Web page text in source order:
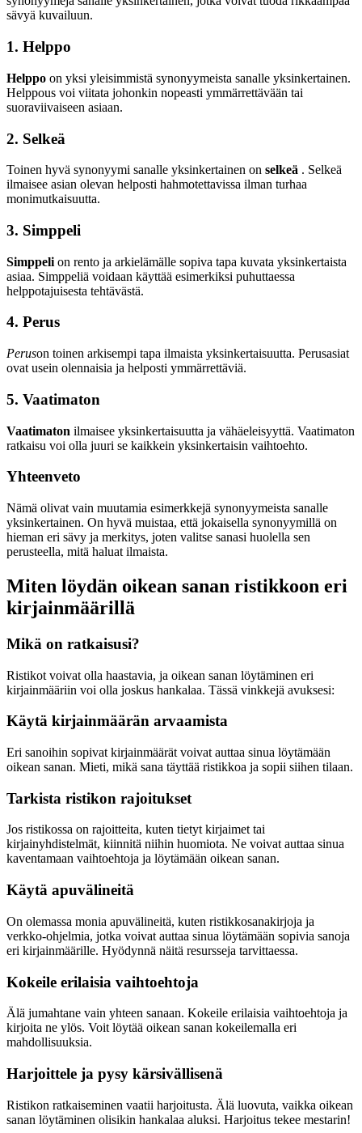
sävyä kuvailuun.
1. Helppo
Helppo on yksi yleisimmistä synonyymeista sanalle yksinkertainen.
Helppous voi viitata johonkin nopeasti ymmärrettävään tai
suoraviivaiseen asiaan.
2. Selkeä
Toinen hyvä synonyymi sanalle yksinkertainen on selkeä . Selkeä
ilmaisee asian olevan helposti hahmotettavissa ilman turhaa
monimutkaisuutta.
3. Simppeli
Simppeli on rento ja arkielämälle sopiva tapa kuvata yksinkertaista
asiaa. Simppeliä voidaan käyttää esimerkiksi puhuttaessa
helppotajuisesta tehtävästä.
4. Perus
Peruson toinen arkisempi tapa ilmaista yksinkertaisuutta. Perusasiat
ovat usein olennaisia ja helposti ymmärrettäviä.
5. Vaatimaton
Vaatimaton ilmaisee yksinkertaisuutta ja vähäeleisyyttä. Vaatimaton
ratkaisu voi olla juuri se kaikkein yksinkertaisin vaihtoehto.
Yhteenveto
Nämä olivat vain muutamia esimerkkejä synonyymeista sanalle
yksinkertainen. On hyvä muistaa, että jokaisella synonyymillä on
hieman eri sävy ja merkitys, joten valitse sanasi huolella sen
perusteella, mitä haluat ilmaista.
Miten löydän oikean sanan ristikkoon eri
kirjainmäärillä
Mikä on ratkaisusi?
Ristikot voivat olla haastavia, ja oikean sanan löytäminen eri
kirjainmääriin voi olla joskus hankalaa. Tässä vinkkejä avuksesi:
Käytä kirjainmäärän arvaamista
Eri sanoihin sopivat kirjainmäärät voivat auttaa sinua löytämään
oikean sanan. Mieti, mikä sana täyttää ristikkoa ja sopii siihen tilaan.
Tarkista ristikon rajoitukset
Jos ristikossa on rajoitteita, kuten tietyt kirjaimet tai
kirjainyhdistelmät, kiinnitä niihin huomiota. Ne voivat auttaa sinua
kaventamaan vaihtoehtoja ja löytämään oikean sanan.
Käytä apuvälineitä
On olemassa monia apuvälineitä, kuten ristikkosanakirjoja ja
verkko-ohjelmia, jotka voivat auttaa sinua löytämään sopivia sanoja
eri kirjainmäärille. Hyödynnä näitä resursseja tarvittaessa.
Kokeile erilaisia vaihtoehtoja
Älä jumahtane vain yhteen sanaan. Kokeile erilaisia vaihtoehtoja ja
kirjoita ne ylös. Voit löytää oikean sanan kokeilemalla eri
mahdollisuuksia.
Harjoittele ja pysy kärsivällisenä
Ristikon ratkaiseminen vaatii harjoitusta. Älä luovuta, vaikka oikean
sanan löytäminen olisikin hankalaa aluksi. Harjoitus tekee mestarin!